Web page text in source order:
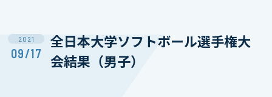
2021
09/17
全日本大学ソフトボール選手権大
会結果（男子）